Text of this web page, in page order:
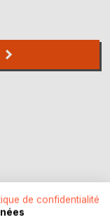
de confidentialité